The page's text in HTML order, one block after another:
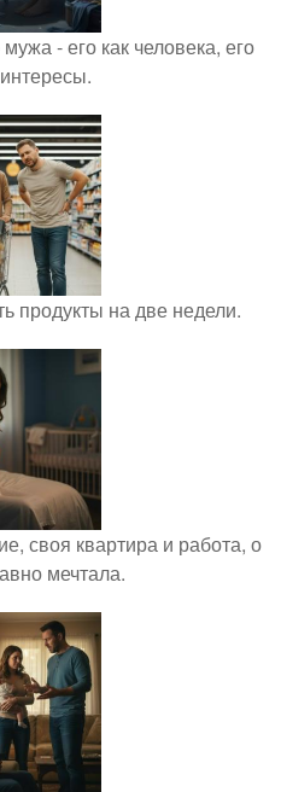
- его как человека, его
продукты на две недели.
своя квартира и работа, о
мечтала.